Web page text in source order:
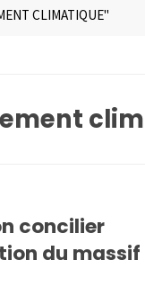
CLIMATIQUE"
concilier
du massif